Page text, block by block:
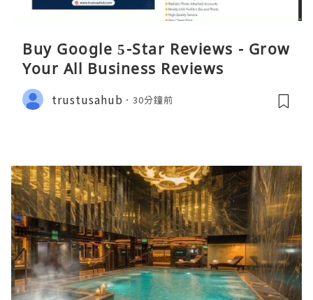
Buy Google 5-Star Reviews - Grow
Your All Business Reviews
trustusahub 30分鐘前